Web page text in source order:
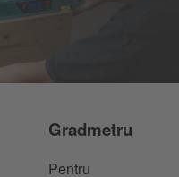
Gradmetru
Pentru